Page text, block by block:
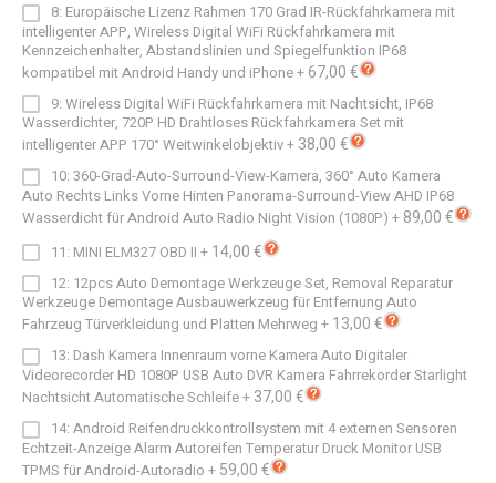
8: Europäische Lizenz Rahmen 170 Grad IR-Rückfahrkamera mit
intelligenter APP, Wireless Digital WiFi Rückfahrkamera mit
Kennzeichenhalter, Abstandslinien und Spiegelfunktion IP68
kompatibel mit Android Handy und iPhone+67,00 €
9: Wireless Digital WiFi Rückfahrkamera mit Nachtsicht, IP68
Wasserdichter, 720P HD Drahtloses Rückfahrkamera Set mit
intelligenter APP 170° Weitwinkelobjektiv+ 38,00 €
10: 360-Grad-Auto-Surround-View-Kamera, 360° Auto Kamera
Auto Rechts Links Vorne Hinten Panorama-Surround-View AHD IP68
Wasserdicht für Android Auto Radio Night Vision (1080P) + 89,00 €
11: MINI ELM327 OBD II + 14,00 €
12: 12pcs Auto Demontage Werkzeuge Set, Removal Reparatur
Werkzeuge Demontage Ausbauwerkzeug für Entfernung Auto
Fahrzeug Türverkleidung und Platten Mehrweg + 13,00 €
13: Dash Kamera Innenraum vorne Kamera Auto Digitaler
Videorecorder HD 1080P USB Auto DVR Kamera Fahrrekorder Starlight
Nachtsicht Automatische Schleife+ 37,00 €
14: Android Reifendruckkontrollsystem mit 4 externen Sensoren
Echtzeit-Anzeige Alarm Autoreifen Temperatur Druck Monitor USB
TPMS für Android-Autoradio + 59,00 €